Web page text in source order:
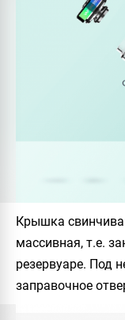
Крышка
массивная, т.е.
резервуаре. Под
заправочное